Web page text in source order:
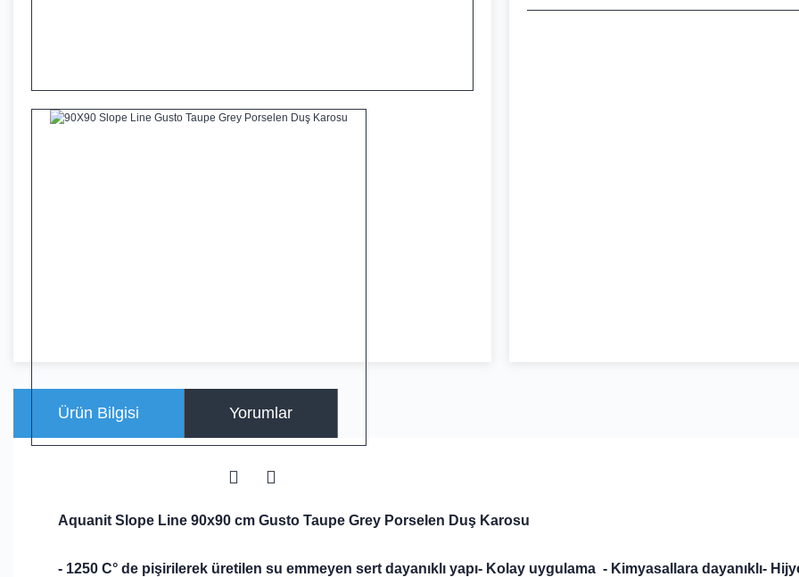
Ürün Bilgisi Yorumlar
Aquanit Slope Line 90x90 cm Gusto Taupe Grey Porselen Duş Karosu
- 1250 C° de pişirilerek üretilen su emmeyen sert dayanıklı yapı- Kolay uygulama - Kimyasallara dayanıklı-